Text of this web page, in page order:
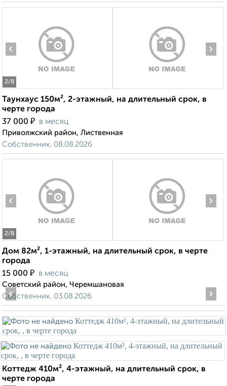
2/8
‹ ›
Таунхаус 150м², 2-этажный, на длительный срок, в
черте города
37 000 ₽ в месяц
Приволжский район, Лиственная
Собственник, 08.08.2026
2/8
‹ ›
Дом 82м², 1-этажный, на длительный срок, в черте
города
15 000 ₽ в месяц
Советский район, Черемшановая
Собственник, 03.08.2026
‹ ›
Коттедж 410м², 4-этажный, на длительный срок, в
черте города